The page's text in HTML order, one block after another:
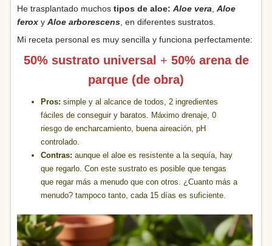
He trasplantado muchos tipos de aloe: Aloe vera, Aloe
feroxy Aloe arborescens, en diferentes sustratos.
Mi receta personal es muy sencilla y funciona perfectamente:
50% sustrato universal + 50% arena de
parque (de obra)
Pros: simple y al alcance de todos, 2 ingredientes
fáciles de conseguir y baratos. Máximo drenaje, 0
riesgo de encharcamiento, buena aireación, pH
controlado.
Contras: aunque el aloe es resistente a la sequía, hay
que regarlo. Con este sustrato es posible que tengas
que regar más a menudo que con otros. ¿Cuanto más a
menudo? tampoco tanto, cada 15 días es suficiente.